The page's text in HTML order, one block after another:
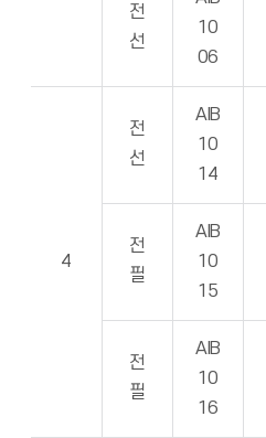
전
선
10
06
4
전
선
AIB
10
14
전
필
AIB
10
15
전
필
AIB
10
16